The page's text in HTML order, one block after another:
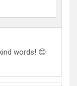
words! 😊